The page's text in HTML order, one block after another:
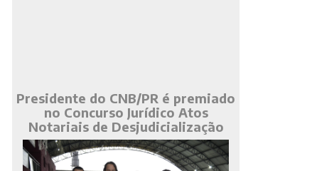
Presidente do CNB/PR é premiado
no Concurso Jurídico Atos
Notariais de Desjudicialização